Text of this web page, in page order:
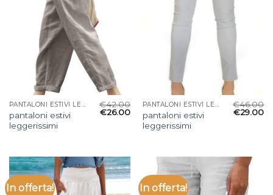
PANTALONI ESTIVI LEGGERISSIMI
pantaloni estivi
leggerissimi
€42.00
€26.00
PANTALONI ESTIVI LEGGERISSIMI
pantaloni estivi
leggerissimi
€46.00
€29.00
In offerta! In offerta!